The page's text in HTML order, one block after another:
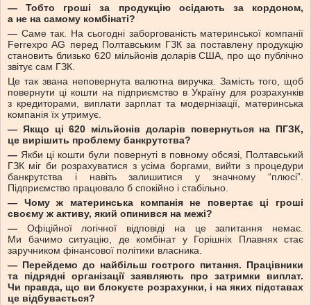
— Тобто гроші за продукцію осідають за кордоном,
а не на самому комбінаті?
— Саме так. На сьогодні заборгованість материнської компанії
Ferrexpo AG перед Полтавським ГЗК за поставлену продукцію
становить близько 620 мільйонів доларів США, про що публічно
звітує сам ГЗК.
Це так звана неповернута валютна виручка. Замість того, щоб
повернути ці кошти на підприємство в Україну для розрахунків
з кредиторами, виплати зарплат та модернізації, материнська
компанія їх утримує.
— Якщо ці 620 мільйонів доларів повернуться на ПГЗК,
це вирішить проблему банкрутства?
—Якби ці кошти були повернуті в повному обсязі, Полтавський
ГЗК міг би розрахуватися з усіма боргами, вийти з процедури
банкрутства і навіть залишитися у значному “плюсі”.
Підприємство працювало б спокійно і стабільно.
— Чому ж материнська компанія не повертає ці гроші
своєму ж активу, який опинився на межі?
— Офіційної логічної відповіді на це запитання немає.
Ми бачимо ситуацію, де комбінат у Горішніх Плавнях стає
заручником фінансової політики власника.
— Перейдемо до найбільш гострого питання. Працівники
та підрядні організації заявляють про затримки виплат.
Чи правда, що ви блокуєте розрахунки, і на яких підставах
це відбувається?